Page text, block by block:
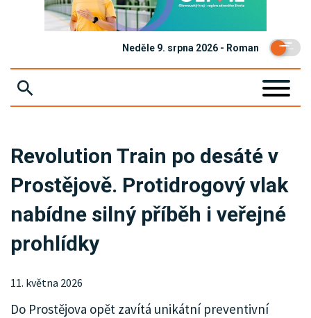
Neděle 9. srpna 2026 - Roman
KRIMI
SPORT
KULTURA
SPOLEČNOST
Revolution Train po desáté v
Prostějově. Protidrogový vlak
nabídne silný příběh i veřejné
prohlídky
11. května 2026
Do Prostějova opět zavítá unikátní preventivní